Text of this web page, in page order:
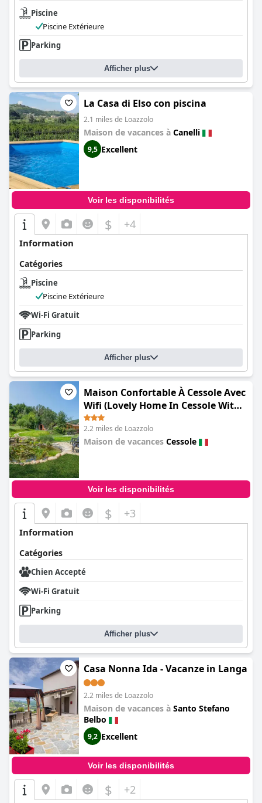
Piscine
Piscine Extérieure
Parking
Afficher plus
La Casa di Elso con piscina
2.1 miles de Loazzolo
Maison de vacances à Canelli
9,5 Excellent
Voir les disponibilités
$ +4
Information
Catégories
Piscine
Piscine Extérieure
Wi-Fi Gratuit
Parking
Afficher plus
Maison Confortable À Cessole Avec
Wifi (Lovely Home In Cessole With
Kitchen)
2.2 miles de Loazzolo
Maison de vacances Cessole
Voir les disponibilités
$ +3
Information
Catégories
Chien Accepté
Wi-Fi Gratuit
Parking
Afficher plus
Casa Nonna Ida - Vacanze in Langa
2.2 miles de Loazzolo
Maison de vacances à Santo Stefano
Belbo
9,2 Excellent
Voir les disponibilités
$ +2